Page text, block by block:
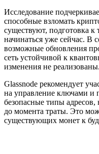
Исследование
способные взломать
существуют, подготовка
начинаться уже сейчас. В
возможные обновления
сеть устойчивой к
изменения не реализованы.
Glassnode рекомендует
на управление ключами и
безопасные типы
до момента траты. Это
существующих монет к